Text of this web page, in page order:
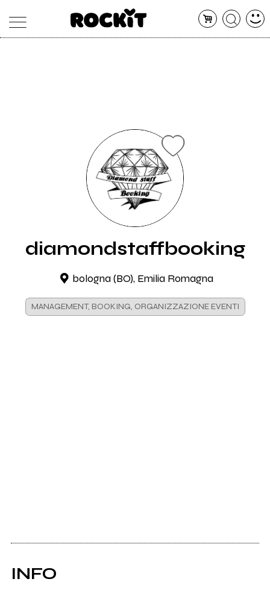
diamondstaffbooking
bologna (BO), Emilia Romagna
MANAGEMENT, BOOKING, ORGANIZZAZIONE EVENTI
INFO